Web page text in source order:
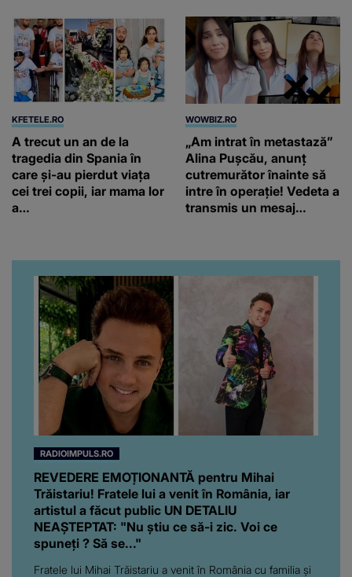
KFETELE.RO
A trecut un an de la
tragedia din Spania în
care și-au pierdut viața
cei trei copii, iar mama lor
a…
WOWBIZ.RO
„Am intrat în metastază”
Alina Pușcău, anunț
cutremurător înainte să
intre în operație! Vedeta a
transmis un mesaj
RADIOIMPULS.RO
REVEDERE EMOȚIONANTĂ pentru Mihai
Trăistariu! Fratele lui a venit în România, iar
artistul a făcut public UN DETALIU
NEAȘTEPTAT: "Nu știu ce să-i zic. Voi ce
spuneți ? Să se..."
Fratele lui Mihai Trăistariu a venit în România cu familia și